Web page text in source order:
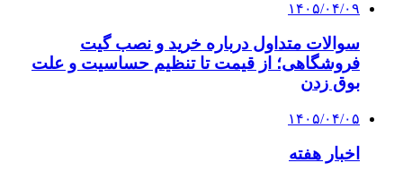
۱۴۰۵/۰۴/۰۹
سوالات متداول درباره خرید و نصب گیت
فروشگاهی؛ از قیمت تا تنظیم حساسیت و علت
بوق زدن
۱۴۰۵/۰۴/۰۵
اخبار هفته